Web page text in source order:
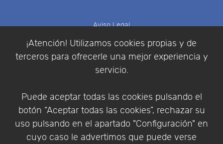
¡Atención! Utilizamos cookies propias y de
terceros para ofrecerle una mejor experiencia y
servicio.
Puede aceptar todas las cookies pulsando el
botón “Aceptar todas las cookies”, rechazar su
uso pulsando en el apartado "Configuración" en
cuyo caso le advertimos que puede verse
Aviso Legal
Política de Privacidad
Condiciones de compra
Identificarse